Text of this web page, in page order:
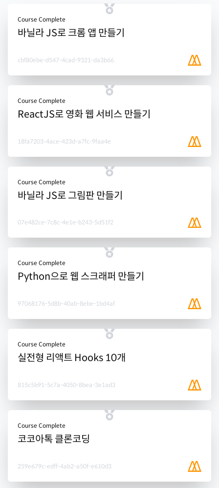
Course Complete
바닐라 JS로 크롬 앱 만들기
cbf80ebe-d547-4cad-9321-da3b66
Course Complete
ReactJS로 영화 웹 서비스 만들기
18fa7203-4ace-423d-a7fc-9faa4e
Course Complete
바닐라 JS로 그림판 만들기
07e482ce-7c8c-4e1e-b243-5d51f2
Course Complete
Python으로 웹 스크래퍼 만들기
97068176-5d8b-40ab-8ebe-1bd4af
Course Complete
실전형 리액트 Hooks 10개
815c5b91-5c7a-4050-8bea-3e1ad3
Course Complete
코코아톡 클론코딩
259e679c-edff-4ab2-a50f-e610d3